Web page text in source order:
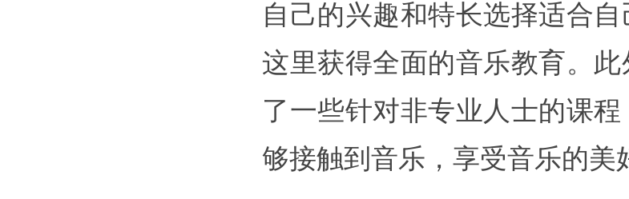
自己的兴趣和特长选择适合
这里获得全面的音乐教育。
了一些针对非专业人士的课
够接触到音乐，享受音乐的美